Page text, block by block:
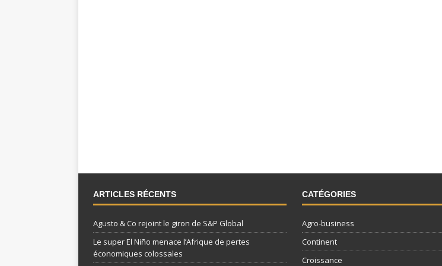
ARTICLES RÉCENTS
Agusto & Co rejoint le giron de S&P Global
Le super El Niño menace l’Afrique de pertes
économiques colossales
CATÉGORIES
Agro-business
Continent
Croissance